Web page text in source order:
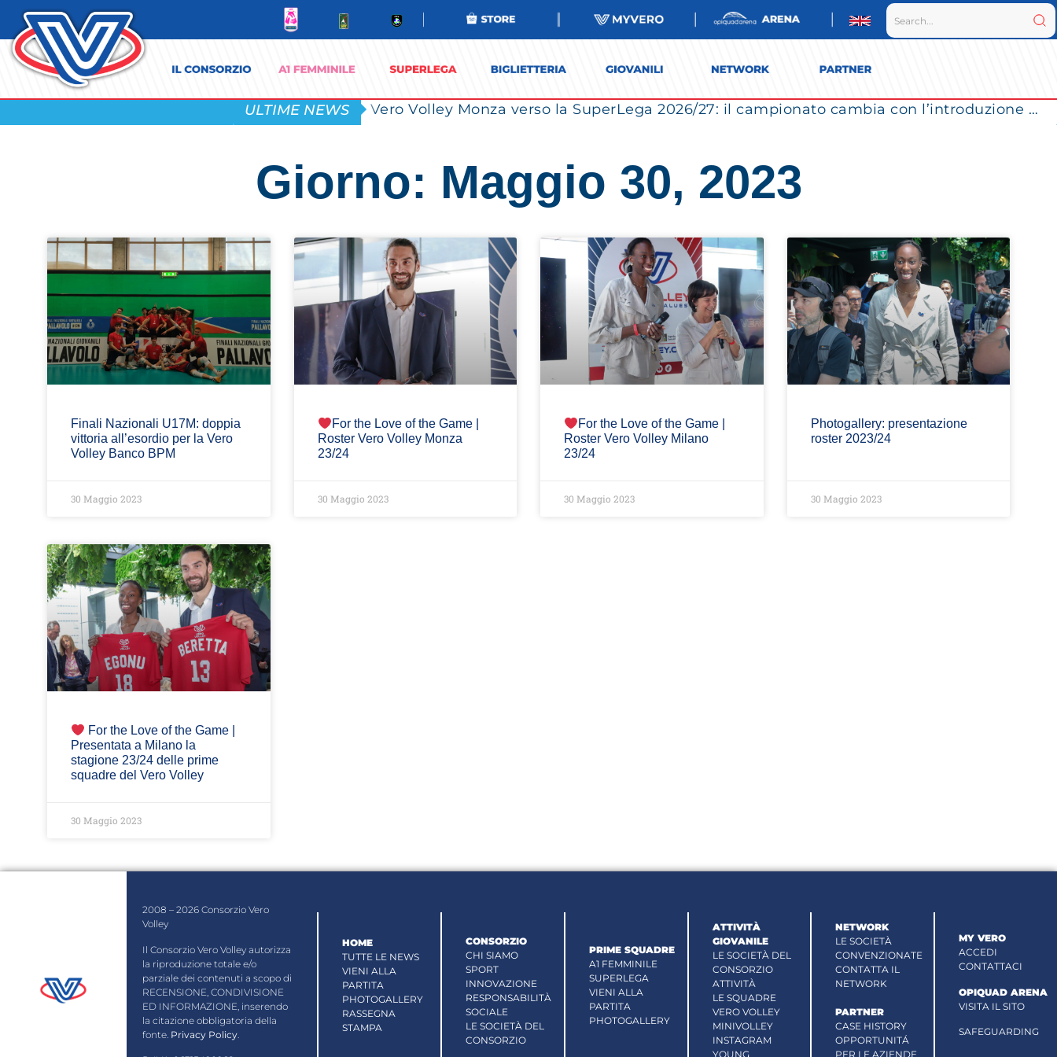
ULTIME NEWS Vero Volley Monza verso la SuperLega 2026/27: il campionato cambia con l’introduzione dei Play Out
Giorno: Maggio 30, 2023
Finali Nazionali U17M: doppia
vittoria all’esordio per la Vero
Volley Banco BPM
30 Maggio 2023
For the Love of the Game |
Roster Vero Volley Monza
23/24
30 Maggio 2023
For the Love of the Game |
Roster Vero Volley Milano
23/24
30 Maggio 2023
Photogallery: presentazione
roster 2023/24
30 Maggio 2023
For the Love of the Game |
Presentata a Milano la
stagione 23/24 delle prime
squadre del Vero Volley
30 Maggio 2023
2008 – 2026 Consorzio Vero
Volley
Il Consorzio Vero Volley autorizza
la riproduzione totale e/o
parziale dei contenuti a scopo di
RECENSIONE, CONDIVISIONE
ED INFORMAZIONE, inserendo
la citazione obbligatoria della
fonte. Privacy Policy
HOME
TUTTE LE NEWS
VIENI ALLA
PARTITA
PHOTOGALLERY
RASSEGNA
STAMPA
CONSORZIO
CHI SIAMO
SPORT
INNOVAZIONE
RESPONSABILITÀ
SOCIALE
LE SOCIETÀ DEL
CONSORZIO
PRIME SQUADRE
A1 FEMMINILE
SUPERLEGA
VIENI ALLA
PARTITA
PHOTOGALLERY
ATTIVITÀ
GIOVANILE
LE SOCIETÀ DEL
CONSORZIO
ATTIVITÀ
LE SQUADRE
VERO VOLLEY
MINIVOLLEY
INSTAGRAM
YOUNG
NETWORK
LE SOCIETÀ
CONVENZIONATE
CONTATTA IL
NETWORK
PARTNER
CASE HISTORY
OPPORTUNITÁ
PER LE AZIENDE
MY VERO
ACCEDI
CONTATTACI
OPIQUAD ARENA
VISITA IL SITO
SAFEGUARDING